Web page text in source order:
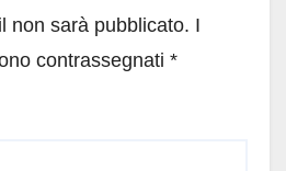
non sarà pubblicato. I
contrassegnati *